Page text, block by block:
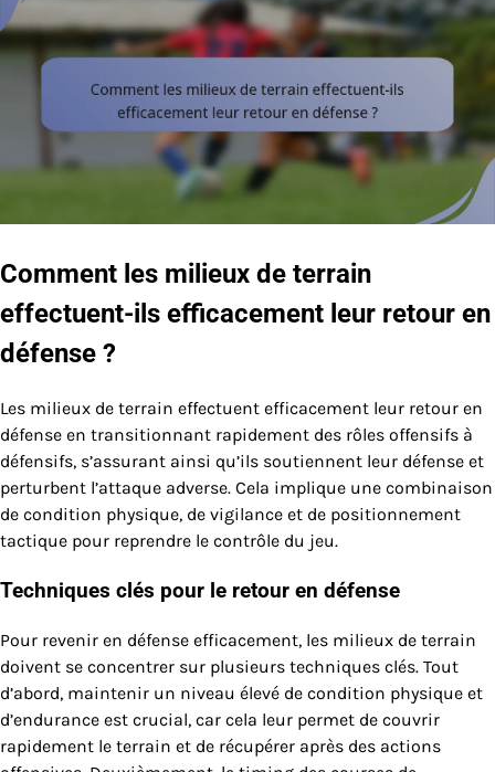
Comment les milieux de terrain
effectuent-ils efficacement leur retour en
défense ?
Les milieux de terrain effectuent efficacement leur retour en
défense en transitionnant rapidement des rôles offensifs à
défensifs, s’assurant ainsi qu’ils soutiennent leur défense et
perturbent l’attaque adverse. Cela implique une combinaison
de condition physique, de vigilance et de positionnement
tactique pour reprendre le contrôle du jeu.
Techniques clés pour le retour en défense
Pour revenir en défense efficacement, les milieux de terrain
doivent se concentrer sur plusieurs techniques clés. Tout
d’abord, maintenir un niveau élevé de condition physique et
d’endurance est crucial, car cela leur permet de couvrir
rapidement le terrain et de récupérer après des actions